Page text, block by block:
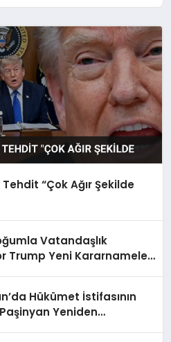
“Çok Ağır Şekilde
Vatandaşlık
Trump Yeni Kararnameleri
Hükümet İstifasının
Yeniden